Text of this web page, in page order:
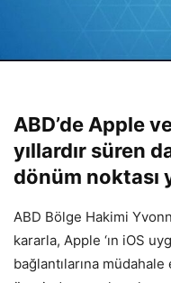
ABD’de Apple
yıllardır süren
dönüm noktası
ABD Bölge Hakimi
kararla, Apple ‘ın iOS
bağlantılarına